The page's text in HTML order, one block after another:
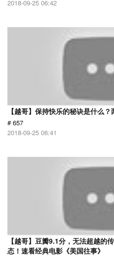
2018-09-25 06:42
【越哥】保持快乐的秘诀是什么
# 657
2018-09-25 06:41
【越哥】豆瓣9.1分，无法超越的
态！速看经典电影《美国往事》